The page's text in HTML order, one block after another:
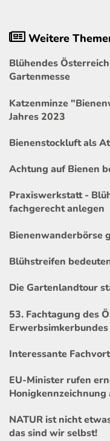
Weitere
Blühendes
Gartenmesse
Katzenminze
Jahres 2023
Bienenstockluft als
Achtung auf Bienen
Praxiswerkstatt -
fachgerecht anlegen
Bienenwanderbörse
Blühstreifen
Die Gartenlandtour
53. Fachtagung des
Erwerbsimkerbundes
Interessante
EU-Minister rufen
Honigkennzeichnung
NATUR ist nicht
das sind wir selbst!